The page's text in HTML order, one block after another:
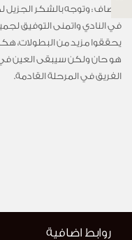
واضاف : وتوجه بالشكر
في النادي واتمنى التوفيق
يحققوا مزيد من البطولات،
هو حان ولكن سيبقى العين في
الفريق في المرحلة القادمة.
روابط اضافية